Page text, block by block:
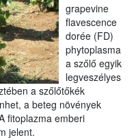
grapevine
flavescence
dorée (FD)
phytoplasma
a szőlő egyik
legveszélyes
a szőlőtőkék
a beteg növények
fitoplazma emberi
jelent.